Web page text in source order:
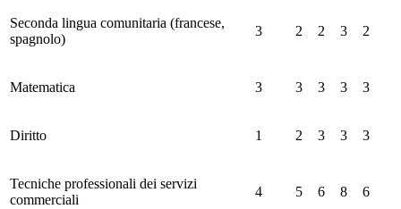
Seconda lingua comunitaria (francese,
spagnolo)
3 2 2 3 2
Matematica 3 3 3 3 3
Diritto 1 2 3 3 3
Tecniche professionali dei servizi
commerciali
4 5 6 8 6